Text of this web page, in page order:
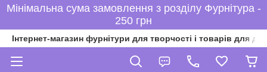
Мінімальна сума замовлення з розділу Фурнітура -
250 грн
Інтернет-магазин фурнітури для творчості і товарів для